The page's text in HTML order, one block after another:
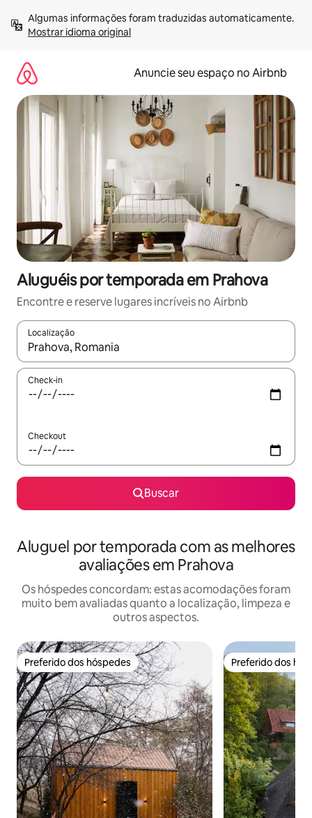
para
Mostrar idioma original
Anuncie seu espaço no Airbnb
Aluguéis por temporada em Prahova
Encontre e reserve lugares incríveis no Airbnb
Localização
Quando os resultados estiverem disponíveis, explore-os
Check-in
Checkout
Buscar
Aluguel por temporada com as melhores
avaliações em Prahova
Os hóspedes concordam: estas acomodações foram
muito bem avaliadas quanto a localização, limpeza e
outros aspectos.
Preferido dos hóspedes
Preferido dos hóspedes Preferido dos
Preferido dos